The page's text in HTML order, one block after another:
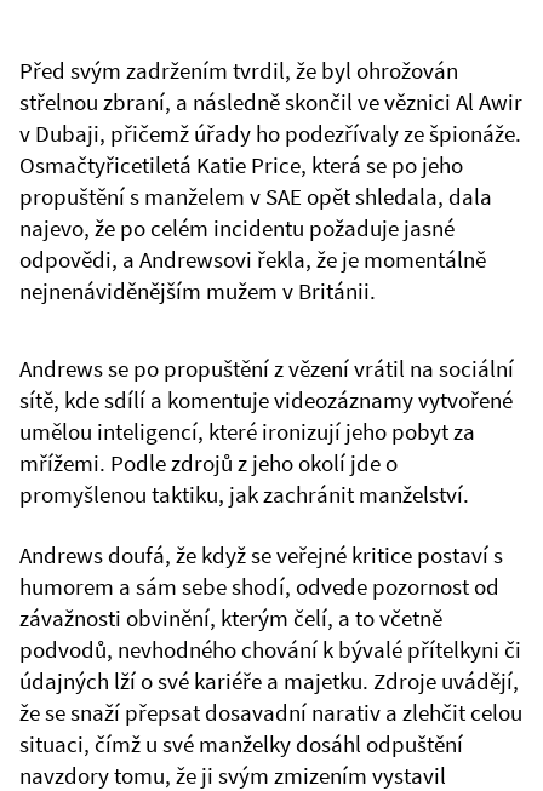
Před svým zadržením tvrdil, že byl ohrožován
střelnou zbraní, a následně skončil ve věznici Al Awir
v Dubaji, přičemž úřady ho podezřívaly ze špionáže.
Osmačtyřicetiletá Katie Price, která se po jeho
propuštění s manželem v SAE opět shledala, dala
najevo, že po celém incidentu požaduje jasné
odpovědi, a Andrewsovi řekla, že je momentálně
nejnenáviděnějším mužem v Británii.
Andrews se po propuštění z vězení vrátil na sociální
sítě, kde sdílí a komentuje videozáznamy vytvořené
umělou inteligencí, které ironizují jeho pobyt za
mřížemi. Podle zdrojů z jeho okolí jde o
promyšlenou taktiku, jak zachránit manželství.
Andrews doufá, že když se veřejné kritice postaví s
humorem a sám sebe shodí, odvede pozornost od
závažnosti obvinění, kterým čelí, a to včetně
podvodů, nevhodného chování k bývalé přítelkyni či
údajných lží o své kariéře a majetku. Zdroje uvádějí,
že se snaží přepsat dosavadní narativ a zlehčit celou
situaci, čímž u své manželky dosáhl odpuštění
navzdory tomu, že ji svým zmizením vystavil